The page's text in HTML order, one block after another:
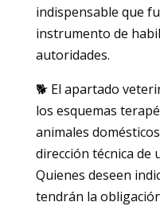
indispensable que
instrumento de
autoridades.
🐕 El apartado
los esquemas
animales
dirección técnica de
Quienes deseen
tendrán la